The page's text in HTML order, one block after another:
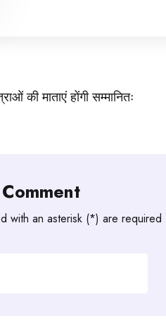
की माताएं होंगी सम्मानितः
with an asterisk (*) are required